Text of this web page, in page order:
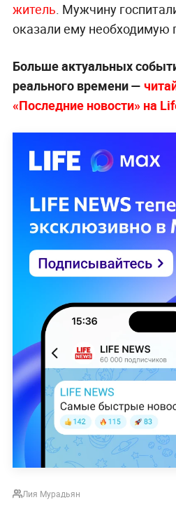
житель. Мужчину
оказали ему необходимую
Больше актуальных
реального времени —
«Последние новости» на
Лия Мурадьян